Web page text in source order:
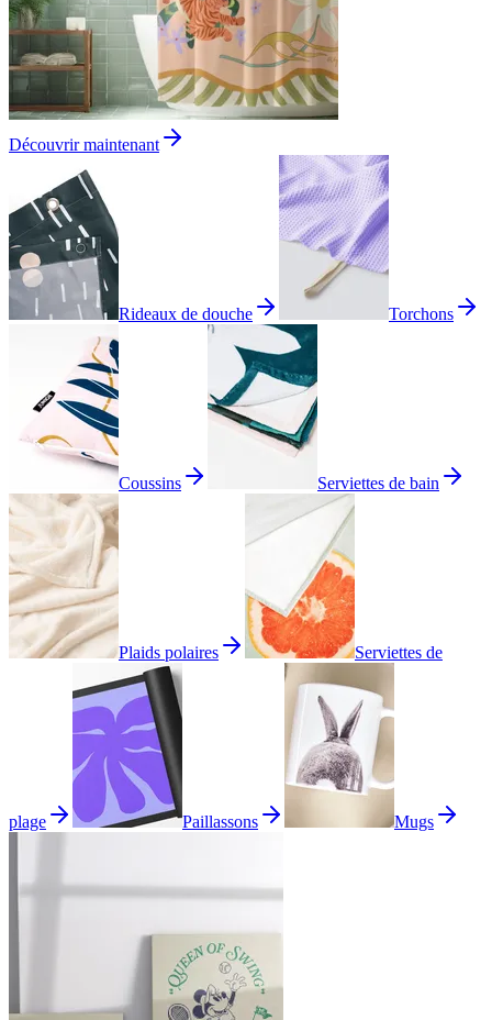
Découvrir maintenant
Rideaux de douche Torchons
Coussins Serviettes de bain
Plaids polaires Serviettes de
plage Paillassons Mugs